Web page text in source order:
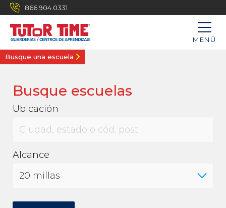
866.904.0331
MENÚ
Busque una escuela
Busque escuelas
Ubicación
Alcance